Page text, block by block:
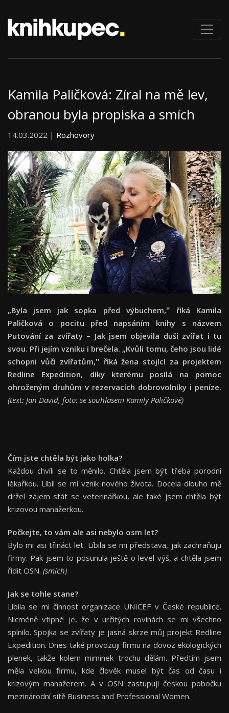
Kamila Paličková: Zíral na mě lev,
obranou byla propiska a smích
14.03.2022 | Rozhovory
„Byla jsem jak sopka před výbuchem,‟ říká Kamila
Paličková o pocitu před napsáním knihy s názvem
Putování za zvířaty – Jak jsem objevila duši zvířat i tu
svou. Při jejím vzniku i brečela. „Kvůli tomu, čeho jsou lidé
schopni vůči zvířatům,‟ říká žena stojící za projektem
Redline Expedition, díky kterému posílá na pomoc
ohroženým druhům v rezervacích dobrovolníky i peníze.
(text: Jan David, foto: se souhlasem Kamily Paličkové)
Čím jste chtěla být jako holka?
Každou chvíli se to měnilo. Chtěla jsem být třeba porodní
lékařkou. Líbil se mi vznik nového života. Docela dlouho mě
držel zájem stát se veterinářkou, ale také jsem chtěla být
krizovou manažerkou.
Počkejte, to vám ale asi nebylo osm let?
Bylo mi asi třináct let. Líbila se mi představa, jak zachraňuju
firmy. Pak jsem to posunula ještě o level výš, a chtěla jsem
řídit OSN. (smích)
Jak se tohle stane?
Líbila se mi činnost organizace UNICEF v České republice.
Nicméně vtipné je, že v určitých rovinách se mi všechno
splnilo. Spojka se zvířaty je jasná skrze můj projekt Redline
Expedition. Dnes také provozuji firmu na dovoz ekologických
plenek, takže kolem miminek trochu dělám. Předtím jsem
měla velkou firmu, kde člověk musel být čas od času i
krizovým manažerem. A v OSN zastupuji českou pobočku
mezinárodní sítě Business and Professional Women.